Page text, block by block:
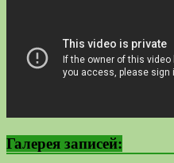
Галерея записей: